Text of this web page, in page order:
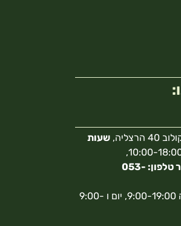
40 הרצליה,
שעות
10:00-18:00,
מספר טלפון: 053-
א-ה 9:00-19:00, יום ו 9:00-